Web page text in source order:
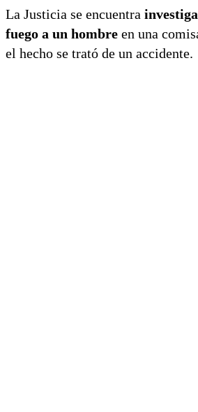
La Justicia se encuentra
fuego a un hombre en una
el hecho se trató de un accidente.